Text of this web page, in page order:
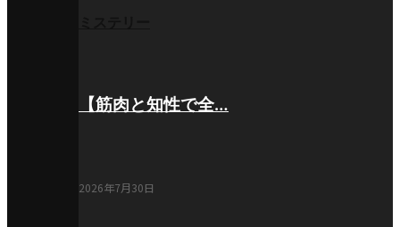
【筋肉と知性で全…
2026年7月30日